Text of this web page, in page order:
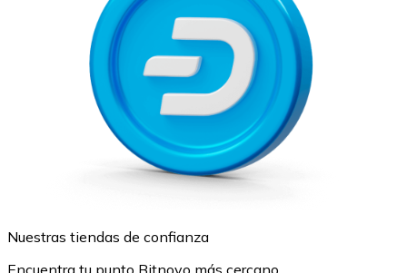
Nuestras tiendas de confianza
Encuentra tu punto Bitnovo más cercano